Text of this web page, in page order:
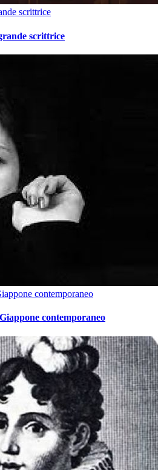
scrittrice
scrittrice
contemporaneo
contemporaneo